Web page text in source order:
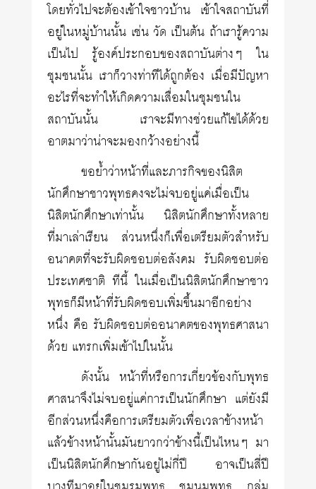
โดยทั่วไปจะต้องเข้าใจชาวบ้าน เข้าใจสถาบันที่
อยู่ในหมู่บ้านนั้น เช่น วัด เป็นต้น ถ้าเรารู้ความ
เป็นไป รู้องค์ประกอบของสถาบันต่างๆ ใน
ชุมชนนั้น เราก็วางท่าทีได้ถูกต้อง เมื่อมีปัญหา
อะไรที่จะทำให้เกิดความเสื่อมในชุมชนใน
สถาบันนั้น เราจะมีทางช่วยแก้ไขได้ด้วย
อาตมาว่าน่าจะมองกว้างอย่างนี้
ขอย้ำว่าหน้าที่และภารกิจของนิสิต
นักศึกษาชาวพุทธคงจะไม่จบอยู่แค่เมื่อเป็น
นิสิตนักศึกษาเท่านั้น นิสิตนักศึกษาทั้งหลาย
ที่มาเล่าเรียน ส่วนหนึ่งก็เพื่อเตรียมตัวสำหรับ
อนาคตที่จะรับผิดชอบต่อสังคม รับผิดชอบต่อ
ประเทศชาติ ทีนี้ ในเมื่อเป็นนิสิตนักศึกษาชาว
พุทธก็มีหน้าที่รับผิดชอบเพิ่มขึ้นมาอีกอย่าง
หนึ่ง คือ รับผิดชอบต่ออนาคตของพุทธศาสนา
ด้วย แทรกเพิ่มเข้าไปในนั้น
ดังนั้น หน้าที่หรือการเกี่ยวข้องกับพุทธ
ศาสนาจึงไม่จบอยู่แค่การเป็นนักศึกษา แต่ยังมี
อีกส่วนหนึ่งคือการเตรียมตัวเพื่อเวลาข้างหน้า
แล้วข้างหน้านั้นมันยาวกว่าข้างนี้เป็นไหนๆ มา
เป็นนิสิตนักศึกษากันอยู่ไม่กี่ปี อาจเป็นสี่ปี